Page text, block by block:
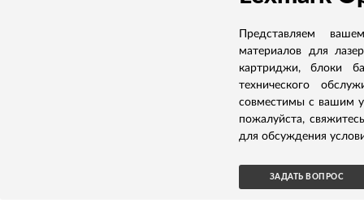
Представляем
материалов для
картриджи, блоки
технического
совместимы с вашим
пожалуйста,
для обсуждения
ЗАДАТЬ ВОПРОС